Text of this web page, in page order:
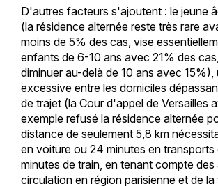
D'autres facteurs s'ajoutent : le jeune
(la résidence alternée reste très rare
moins de 5% des cas, vise
enfants de 6-10 ans avec 21% des
diminuer au-delà de 10 ans avec
excessive entre les domiciles
de trajet (la Cour d'appel de Versailles
exemple refusé la résidence alternée
distance de seulement 5,8 km
en voiture ou 24 minutes en transports
minutes de train, en tenant compte des
circulation en région parisienne et de